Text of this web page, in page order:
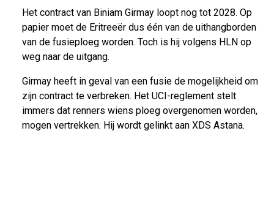
Het contract van Biniam Girmay loopt nog tot 2028. Op
papier moet de Eritreeër dus één van de uithangborden
van de fusieploeg worden. Toch is hij volgens HLN op
weg naar de uitgang.
Girmay heeft in geval van een fusie de mogelijkheid om
zijn contract te verbreken. Het UCI-reglement stelt
immers dat renners wiens ploeg overgenomen worden,
mogen vertrekken. Hij wordt gelinkt aan XDS Astana.